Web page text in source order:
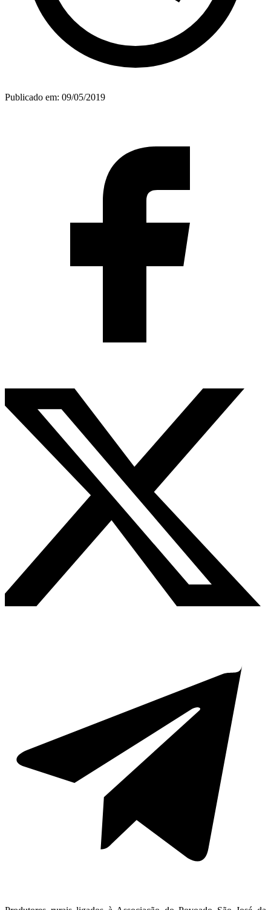
Publicado em: 09/05/2019